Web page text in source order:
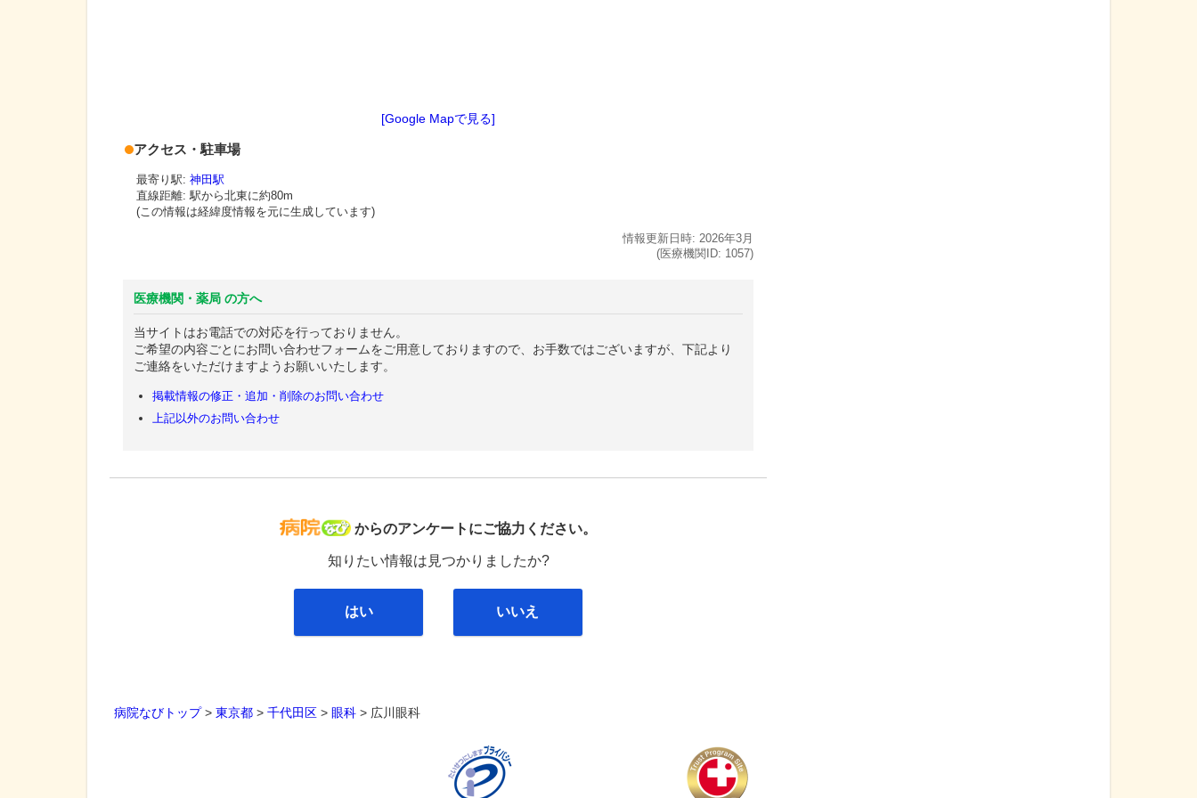
[Google Mapで見る]
アクセス・駐車場
最寄り駅: 神田駅
直線距離: 駅から北東に約80m
(この情報は経緯度情報を元に生成しています)
情報更新日時: 2026年3月
(医療機関ID: 1057)
医療機関・薬局 の方へ
当サイトはお電話での対応を行っておりません。
ご希望の内容ごとにお問い合わせフォームをご用意しておりますので、お手数ではございますが、下記より
ご連絡をいただけますようお願いいたします。
掲載情報の修正・追加・削除のお問い合わせ
上記以外のお問い合わせ
病院なび
からのアンケートにご協力ください。
知りたい情報は見つかりましたか?
はい いいえ
病院なびトップ> 東京都 > 千代田区 > 眼科 > 広川眼科